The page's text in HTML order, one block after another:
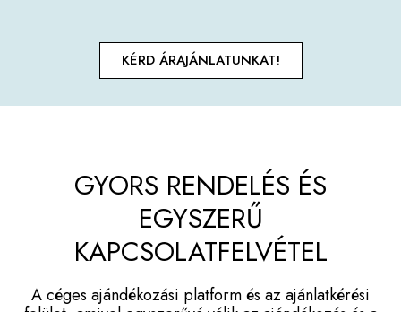
KÉRD ÁRAJÁNLATUNKAT!
GYORS RENDELÉS ÉS
EGYSZERŰ
KAPCSOLATFELVÉTEL
A céges ajándékozási platform és az ajánlatkérési